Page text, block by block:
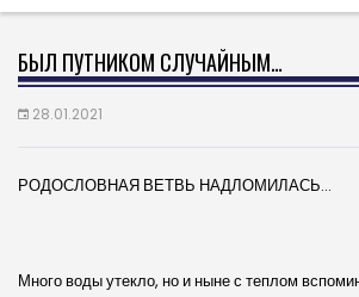
БЫЛ ПУТНИКОМ СЛУЧАЙНЫМ…
28.01.2021
РОДОСЛОВНАЯ ВЕТВЬ НАДЛОМИЛАСЬ…
Много воды утекло, но и ныне с теплом